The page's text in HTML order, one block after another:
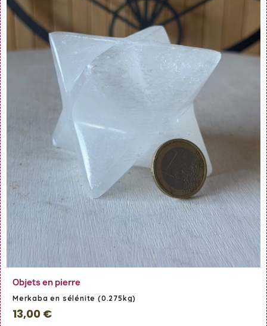
Objets en pierre
Merkaba en sélénite (0.275kg)
13,00 €